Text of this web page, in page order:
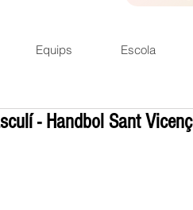
Equips Escola
- Handbol Sant Vicenç